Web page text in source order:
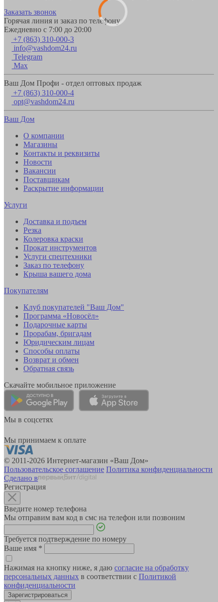
Заказать звонок
Горячая линия и заказ по телефону
Ежедневно с 7:00 до 20:00
+7 (863) 310-000-3
info@vashdom24.ru
Telegram
Max
Ваш Дом Профи - отдел оптовых продаж
+7 (863) 310-000-4
opt@vashdom24.ru
Ваш Дом
О компании
Магазины
Контакты и реквизиты
Новости
Вакансии
Поставщикам
Раскрытие информации
Услуги
Доставка и подъем
Резка
Колеровка краски
Прокат инструментов
Услуги спецтехники
Заказ по телефону
Крыша вашего дома
Покупателям
Клуб покупателей "Ваш Дом"
Программа «Новосёл»
Подарочные карты
Прорабам, бригадам
Юридическим лицам
Способы оплаты
Возврат и обмен
Обратная связь
Скачайте мобильное приложение
Мы в соцсетях
Мы принимаем к оплате
© 2011-2026 Интернет-магазин «Ваш Дом»
Пользовательское соглашение Политика конфиденциальности
Сделано в
Регистрация
Введите номер телефона
Мы отправим вам код в смс на телефон или позвоним
Требуется подтверждение по номеру
Ваше имя *
Нажимая на кнопку ниже, я даю согласие на обработку
персональных данных в соответствии с Политикой
конфиденциальности
Зарегистрироваться